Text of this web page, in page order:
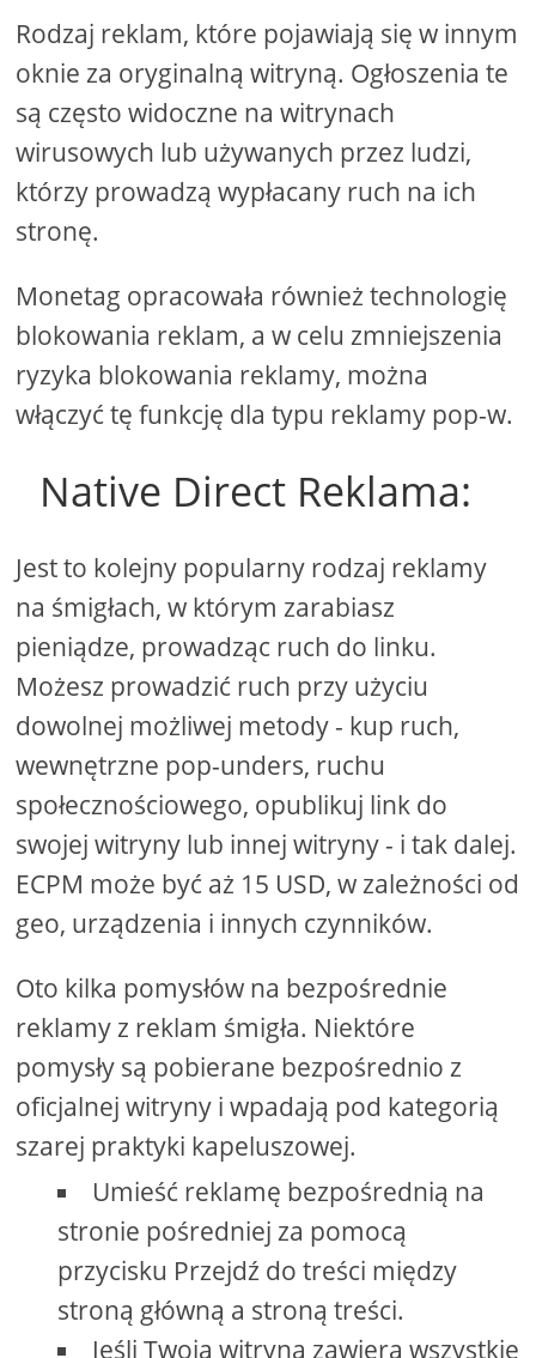
Rodzaj reklam, które pojawiają się w innym
oknie za oryginalną witryną. Ogłoszenia te
są często widoczne na witrynach
wirusowych lub używanych przez ludzi,
którzy prowadzą wypłacany ruch na ich
stronę.
Monetag opracowała również technologię
blokowania reklam, a w celu zmniejszenia
ryzyka blokowania reklamy, można
włączyć tę funkcję dla typu reklamy pop-w.
Native Direct Reklama:
Jest to kolejny popularny rodzaj reklamy
na śmigłach, w którym zarabiasz
pieniądze, prowadząc ruch do linku.
Możesz prowadzić ruch przy użyciu
dowolnej możliwej metody - kup ruch,
wewnętrzne pop-unders, ruchu
społecznościowego, opublikuj link do
swojej witryny lub innej witryny - i tak dalej.
ECPM może być aż 15 USD, w zależności od
geo, urządzenia i innych czynników.
Oto kilka pomysłów na bezpośrednie
reklamy z reklam śmigła. Niektóre
pomysły są pobierane bezpośrednio z
oficjalnej witryny i wpadają pod kategorią
szarej praktyki kapeluszowej.
Umieść reklamę bezpośrednią na
stronie pośredniej za pomocą
przycisku Przejdź do treści między
stroną główną a stroną treści.
Jeśli Twoja witryna zawiera wszystkie